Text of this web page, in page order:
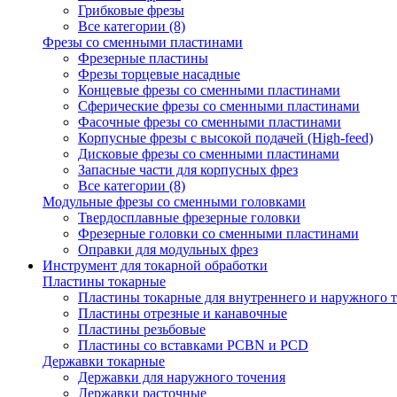
Грибковые фрезы
Все категории (8)
Фрезы со сменными пластинами
Фрезерные пластины
Фрезы торцевые насадные
Концевые фрезы со сменными пластинами
Сферические фрезы со сменными пластинами
Фасочные фрезы со сменными пластинами
Корпусные фрезы с высокой подачей (High-feed)
Дисковые фрезы со сменными пластинами
Запасные части для корпусных фрез
Все категории (8)
Модульные фрезы со сменными головками
Твердосплавные фрезерные головки
Фрезерные головки со сменными пластинами
Оправки для модульных фрез
Инструмент для токарной обработки
Пластины токарные
Пластины токарные для внутреннего и наружного
Пластины отрезные и канавочные
Пластины резьбовые
Пластины со вставками PCBN и PCD
Державки токарные
Державки для наружного точения
Державки расточные